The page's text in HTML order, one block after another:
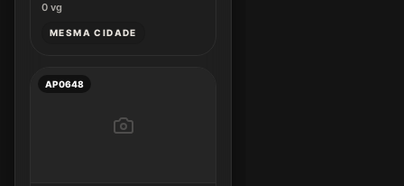
0 vg
MESMA CIDADE
AP0648